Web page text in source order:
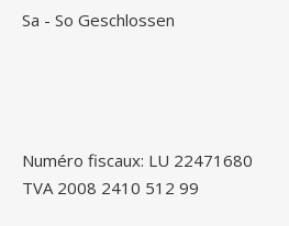
Sa - So Geschlossen
Numéro fiscaux: LU 22471680
TVA 2008 2410 512 99